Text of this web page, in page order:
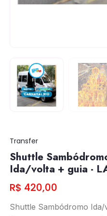
Transfer
Shuttle
Ida/volta + guia -
R$ 420,00
Shuttle Sambódromo